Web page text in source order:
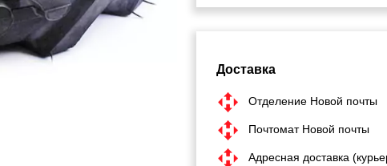
Доставка
Отделение Новой почты
Почтомат Новой почты
Адресная доставка